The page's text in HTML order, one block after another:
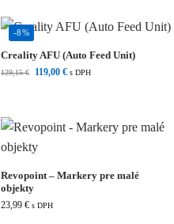
-8%
Creality AFU (Auto Feed Unit)
129,15€ 119,00 € s DPH
Revopoint – Markery pre malé
objekty
23,99 € s DPH